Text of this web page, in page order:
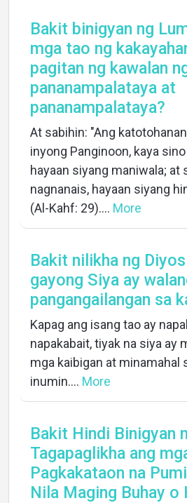
Bakit binigyan ng
mga tao ng
pagitan ng kawalan
pananampalataya at
pananampalataya?
At sabihin: "Ang
inyong Panginoon, kaya
hayaan siyang maniwala; at
nagnanais, hayaan siyang
(Al-Kahf: 29).... More
Bakit nilikha ng
gayong Siya ay
pangangailangan sa
Kapag ang isang tao ay
napakabait, tiyak na siya ay
mga kaibigan at minamahal
inumin.... More
Bakit Hindi Binigyan
Tagapaglikha ang
Pagkakataon na
Nila Maging Buhay o